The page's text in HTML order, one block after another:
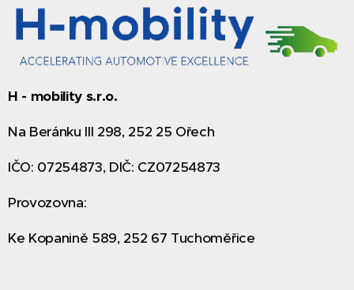
H - mobility s.r.o.
Na Beránku III 298, 252 25 Ořech
IČO: 07254873, DIČ: CZ07254873
Provozovna:
Ke Kopanině 589, 252 67 Tuchoměřice